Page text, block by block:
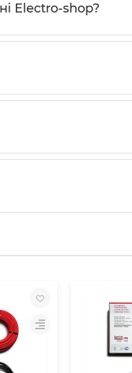
Electro-shop?